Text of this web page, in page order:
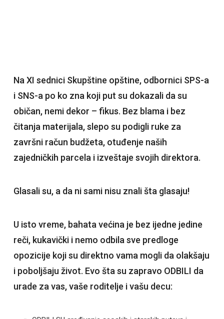
Na XI sednici Skupštine opštine, odbornici SPS-a
i SNS-a po ko zna koji put su dokazali da su
običan, nemi dekor – fikus. Bez blama i bez
čitanja materijala, slepo su podigli ruke za
završni račun budžeta, otuđenje naših
zajedničkih parcela i izveštaje svojih direktora.
Glasali su, a da ni sami nisu znali šta glasaju!
U isto vreme, bahata većina je bez ijedne jedine
reči, kukavički i nemo odbila sve predloge
opozicije koji su direktno vama mogli da olakšaju
i poboljšaju život. Evo šta su zapravo ODBILI da
urade za vas, vaše roditelje i vašu decu: